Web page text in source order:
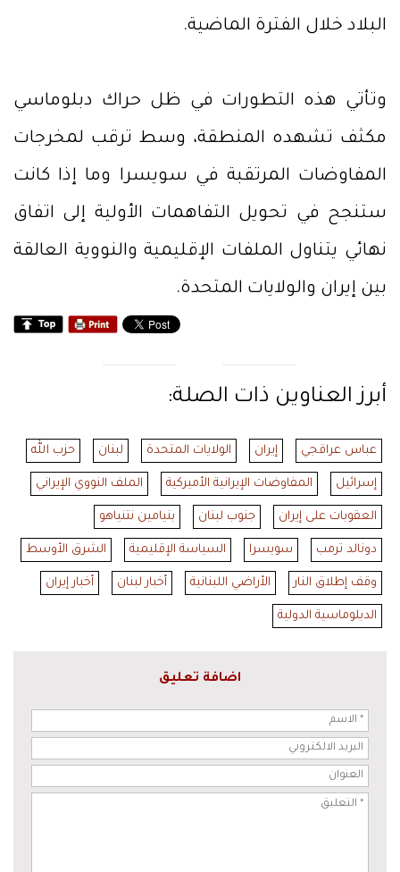
البلاد خلال الفترة الماضية.
وتأتي هذه التطورات في ظل حراك دبلوماسي
مكثف تشهده المنطقة، وسط ترقب لمخرجات
المفاوضات المرتقبة في سويسرا وما إذا كانت
ستنجح في تحويل التفاهمات الأولية إلى اتفاق
نهائي يتناول الملفات الإقليمية والنووية العالقة
بين إيران والولايات المتحدة.
أبرز العناوين ذات الصلة:
عباس عراقجي إيران الولايات المتحدة لبنان حزب الله
إسرائيل المفاوضات الإيرانية الأميركية الملف النووي الإيراني
العقوبات على إيران جنوب لبنان بنيامين نتنياهو
دونالد ترمب سويسرا السياسة الإقليمية الشرق الأوسط
وقف إطلاق النار الأراضي اللبنانية أخبار لبنان أخبار إيران
الدبلوماسية الدولية
اضافة تعليق